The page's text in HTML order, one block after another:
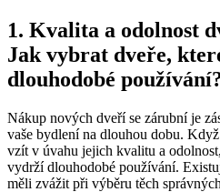
1. Kvalita a odolnost
Jak vybrat dveře,
dlouhodobé
Nákup nových dveří se zárubní je
vaše bydlení na dlouhou dobu.
vzít v úvahu jejich kvalitu a
vydrží dlouhodobé používání.
měli zvážit při výběru těch